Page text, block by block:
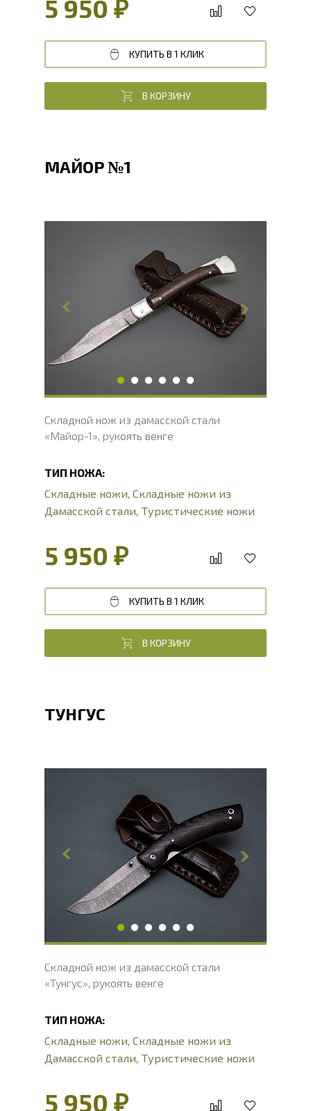
5 950 ₽
КУПИТЬ В 1 КЛИК
В КОРЗИНУ
МАЙОР №1
Длина клинка, мм
Ширина клинка, мм
Толщина обуха, мм
Ширина рукояти, мм
17
Длина рукояти, мм
Толщина рукояти, мм
Твердость клинка, HRC
Складной нож из дамасской стали
«Майор-1», рукоять венге
ТИП НОЖА:
Складные ножи, Складные ножи из
Дамасской стали, Туристические ножи
5 950 ₽
КУПИТЬ В 1 КЛИК
В КОРЗИНУ
ТУНГУС
Общая длина, мм
238.5
Длина клинка, мм
97.7
Ширина клинка, мм
Толщина обуха, мм
Ширина рукояти, мм
29.3
Длина рукояти, мм
140.8
Толщина рукояти, мм
Твердость клинка, HRC
Складной нож из дамасской стали
«Тунгус», рукоять венге
ТИП НОЖА:
Складные ножи, Складные ножи из
Дамасской стали, Туристические ножи
5 950 ₽